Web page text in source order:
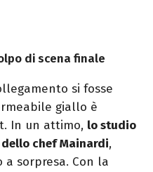
di scena finale
si fosse
giallo è
In un attimo, lo studio
chef Mainardi,
a sorpresa. Con la